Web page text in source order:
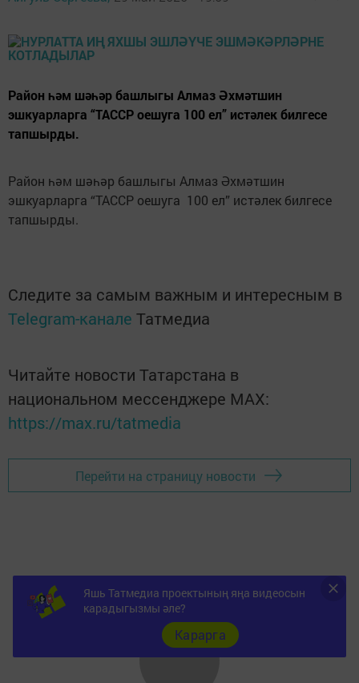
Район һәм шәһәр башлыгы Алмаз Әхмәтшин
эшкуарларга “ТАССР оешуга 100 ел” истәлек билгесе
тапшырды.
Район һәм шәһәр башлыгы Алмаз Әхмәтшин
эшкуарларга “ТАССР оешуга 100 ел” истәлек билгесе
тапшырды.
Следите за самым важным и интересным в
Telegram-канале Татмедиа
Читайте новости Татарстана в
национальном мессенджере MАХ:
https://max.ru/tatmedia
Перейти на страницу новости
Яшь Татмедиа проектының яңа видеосын
карадыгызмы әле?
Карарга